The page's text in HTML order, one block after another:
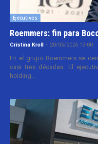
Ejecutivos
Roemmers: fin para
Cristina Kroll - 20/05/2026 13:00
En el grupo Roemmers se
casi tres décadas. El
holding...